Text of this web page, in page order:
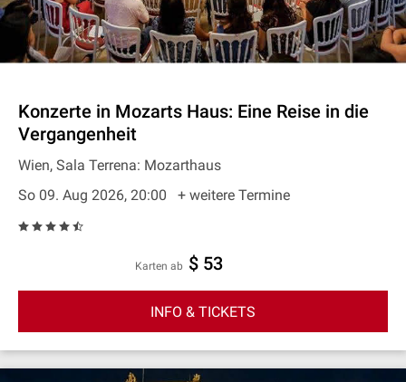
Konzerte in Mozarts Haus: Eine Reise in die
Vergangenheit
Wien, Sala Terrena: Mozarthaus
So 09. Aug 2026, 20:00
+ weitere Termine
Karten ab $ 53
INFO & TICKETS